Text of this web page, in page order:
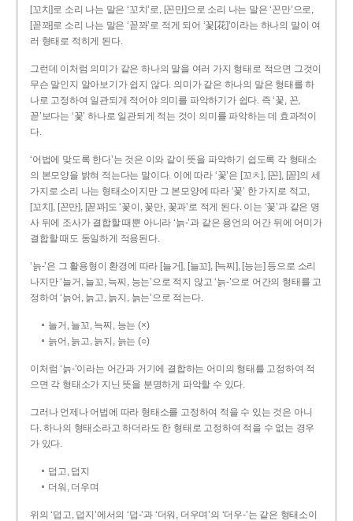
[꼬치]로 소리 나는 말은 ‘꼬치’로, [꼰만]으로 소리 나는 말은 ‘꼰만’으로,
[꼳꽈]로 소리 나는 말은 ‘꼳꽈’로 적게 되어 ‘꽃[花]’이라는 하나의 말이 여
러 형태로 적히게 된다.
그런데 이처럼 의미가 같은 하나의 말을 여러 가지 형태로 적으면 그것이
무슨 말인지 알아보기가 쉽지 않다. 의미가 같은 하나의 말은 형태를 하
나로 고정하여 일관되게 적어야 의미를 파악하기가 쉽다. 즉 ‘꽃, 꼰,
꼳’보다는 ‘꽃’ 하나로 일관되게 적는 것이 의미를 파악하는 데 효과적이
다.
‘어법에 맞도록 한다’는 것은 이와 같이 뜻을 파악하기 쉽도록 각 형태소
의 본모양을 밝혀 적는다는 말이다. 이에 따라 ‘꽃’은 [꼬ㅊ], [꼰], [꼳]의 세
가지로 소리 나는 형태소이지만 그 본모양에 따라 ‘꽃’ 한 가지로 적고,
[꼬치], [꼰만], [꼳꽈]도 ‘꽃이, 꽃만, 꽃과’로 적게 된다. 이는 ‘꽃’과 같은 명
사 뒤에 조사가 결합할 때뿐 아니라 ‘늙-’과 같은 용언의 어간 뒤에 어미가
결합할 때도 동일하게 적용된다.
‘늙-’은 그 활용형이 환경에 따라 [늘거], [늘꼬], [늑찌], [능는] 등으로 소리
나지만 ‘늘거, 늘꼬, 늑찌, 능는’으로 적지 않고 ‘늙-’으로 어간의 형태를 고
정하여 ‘늙어, 늙고, 늙지, 늙는’으로 적는다.
늘거, 늘꼬, 늑찌, 능는 (×)
늙어, 늙고, 늙지, 늙는 (○)
이처럼 ‘늙-­’이라는 어간과 거기에 결합하는 어미의 형태를 고정하여 적
으면 각 형태소가 지닌 뜻을 분명하게 파악할 수 있다.
그러나 언제나 어법에 따라 형태소를 고정하여 적을 수 있는 것은 아니
다. 하나의 형태소라고 하더라도 한 형태로 고정하여 적을 수 없는 경우
가 있다.
덥고, 덥지
더워, 더우며
위의 ‘덥고, 덥지’에서의 ‘덥-­’과 ‘더워, 더우며’의 ‘더우-­’는 같은 형태소이